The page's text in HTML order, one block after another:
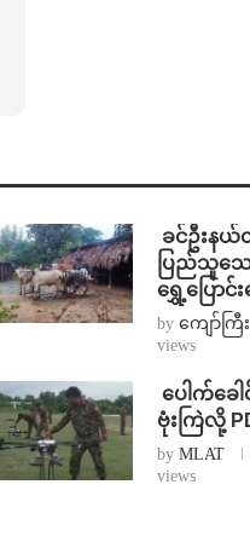
ခင်ဦးန
ပြည်သူသေ
ရွှေ့ပြောင်
byကျော်ကြီး
views
ပေါက်ခေ
ဗုံးကြဲလို့
byMLAT
views